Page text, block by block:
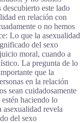
este lado
en relación con
o no hemos
Lo que la asexualidad
del sexo
moral, cuando a
La pregunta de lo
que la
en la relación
sean cuidadosamente
haciendo lo
revela
del sexo